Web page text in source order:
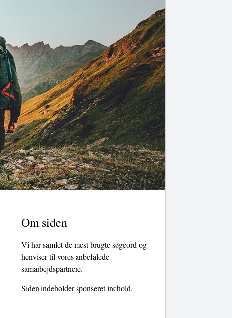
Om siden
Vi har samlet de mest brugte søgeord og
henviser til vores anbefalede
samarbejdspartnere.
Siden indeholder sponseret indhold.